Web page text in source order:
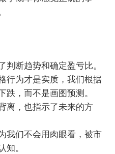
判断趋势和确定盈亏比。
行为才是实质，我们根据
跌，而不是画图预测。
离，也指示了未来的方
我们不会用肉眼看，被市
知。